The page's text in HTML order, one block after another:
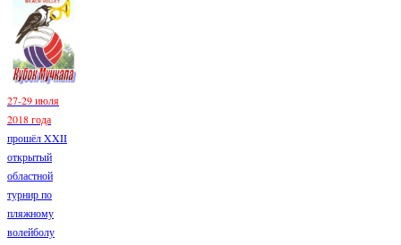
27-29 июля
2018 года
прошёл XXII
открытый
областной
турнир по
пляжному
волейболу